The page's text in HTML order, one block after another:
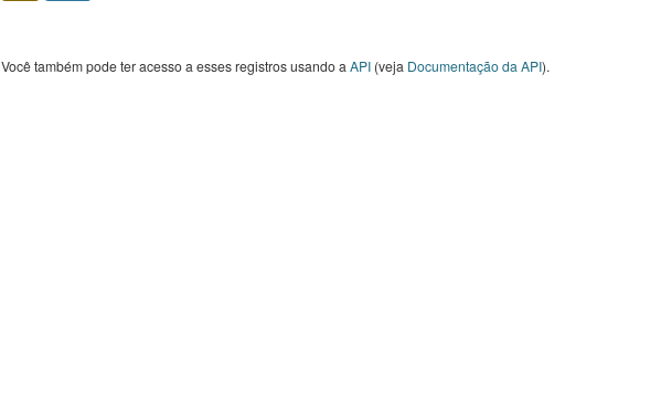
Você também pode ter acesso a esses registros usando a API(veja Documentação da API).